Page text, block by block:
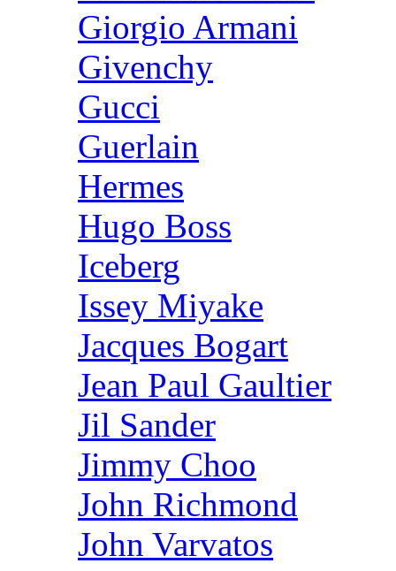
Giorgio Armani
Givenchy
Gucci
Guerlain
Hermes
Hugo Boss
Iceberg
Issey Miyake
Jacques Bogart
Jean Paul Gaultier
Jil Sander
Jimmy Choo
John Richmond
John Varvatos